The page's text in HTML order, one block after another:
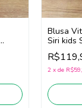
Blusa
Siri kids
(Marinho)
2 x de